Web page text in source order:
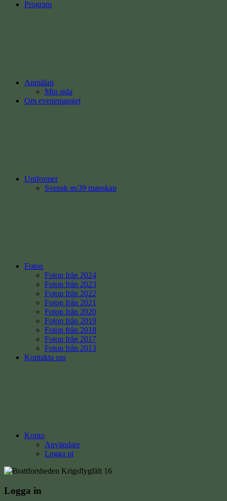
Program
Anmälan
Min sida
Om evenemanget
Uniformer
Svensk m/39 manskap
Foton
Foton från 2024
Foton från 2023
Foton från 2022
Foton från 2021
Foton från 2020
Foton från 2019
Foton från 2018
Foton från 2017
Foton från 2013
Kontakta oss
Konto
Användare
Logga ut
Logga in